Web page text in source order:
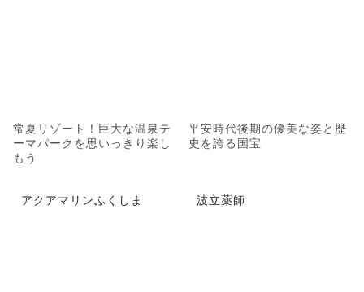
常夏リゾート！巨大な温泉テ
ーマパークを思いっきり楽し
もう
平安時代後期の優美な姿と歴
史を誇る国宝
アクアマリンふくしま 波立薬師